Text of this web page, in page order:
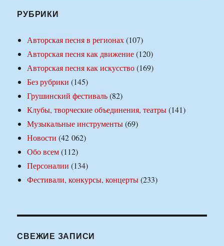
РУБРИКИ
Авторская песня в регионах(107)
Авторская песня как движение(120)
Авторская песня как искусство(169)
Без рубрики (145)
Грушинский фестиваль(82)
Клубы, творческие объединения, театры(141)
Музыкальные инструменты(69)
Новости (42 062)
Обо всем(112)
Персоналии (134)
Фестивали, конкурсы, концерты(233)
СВЕЖИЕ ЗАПИСИ